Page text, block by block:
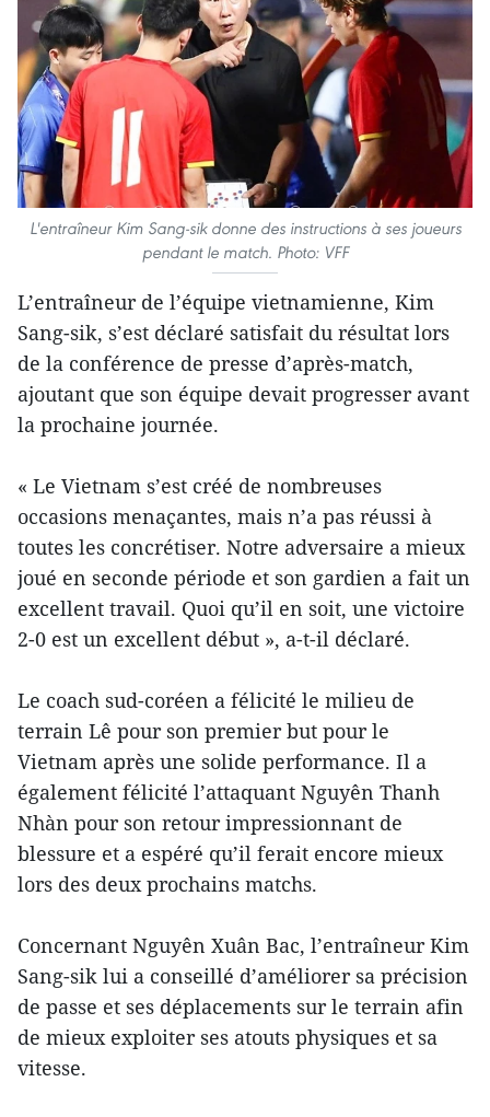
L'entraîneur Kim Sang-sik donne des instructions à ses joueurs
pendant le match. Photo: VFF
L’entraîneur de l’équipe vietnamienne, Kim
Sang-sik, s’est déclaré satisfait du résultat lors
de la conférence de presse d’après-match,
ajoutant que son équipe devait progresser avant
la prochaine journée.
« Le Vietnam s’est créé de nombreuses
occasions menaçantes, mais n’a pas réussi à
toutes les concrétiser. Notre adversaire a mieux
joué en seconde période et son gardien a fait un
excellent travail. Quoi qu’il en soit, une victoire
2-0 est un excellent début », a-t-il déclaré.
Le coach sud-coréen a félicité le milieu de
terrain Lê pour son premier but pour le
Vietnam après une solide performance. Il a
également félicité l’attaquant Nguyên Thanh
Nhàn pour son retour impressionnant de
blessure et a espéré qu’il ferait encore mieux
lors des deux prochains matchs.
Concernant Nguyên Xuân Bac, l’entraîneur Kim
Sang-sik lui a conseillé d’améliorer sa précision
de passe et ses déplacements sur le terrain afin
de mieux exploiter ses atouts physiques et sa
vitesse.